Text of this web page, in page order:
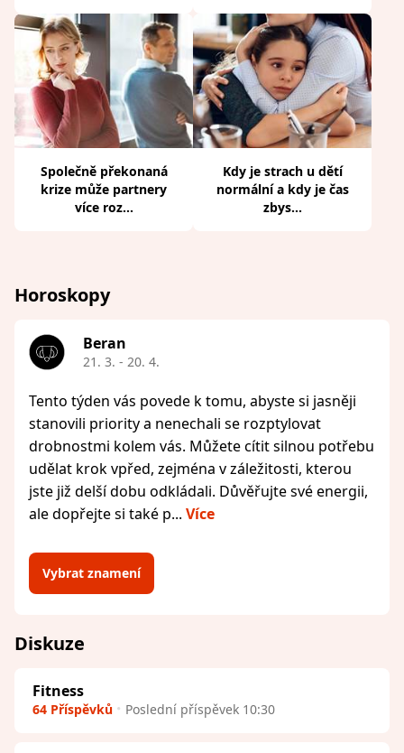
Společně překonaná
krize může partnery
více roz...
Kdy je strach u dětí
normální a kdy je čas
zbys...
Horoskopy
Beran
21. 3. - 20. 4.
Tento týden vás povede k tomu, abyste si jasněji
stanovili priority a nenechali se rozptylovat
drobnostmi kolem vás. Můžete cítit silnou potřebu
udělat krok vpřed, zejména v záležitosti, kterou
jste již delší dobu odkládali. Důvěřujte své energii,
ale dopřejte si také p... Více
Vybrat znamení
Diskuze
Fitness
64 Příspěvků Poslední příspěvek 10:30